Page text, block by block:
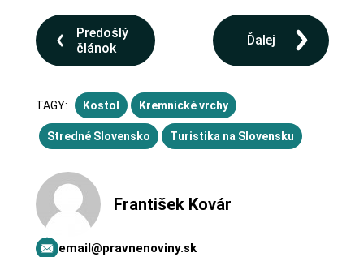
Predošlý
článok
Ďalej
TAGY: Kostol Kremnické vrchy
Stredné Slovensko Turistika na Slovensku
František Kovár
email@pravnenoviny.sk